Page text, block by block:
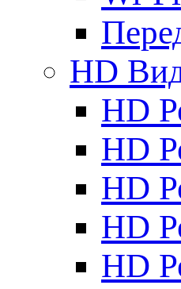
HD
HD
HD
HD
HD
HD